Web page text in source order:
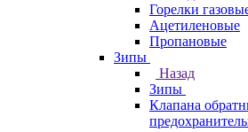
Горелки
Ацетиленовые
Пропановые
Зипы
Назад
Зипы
Клапана